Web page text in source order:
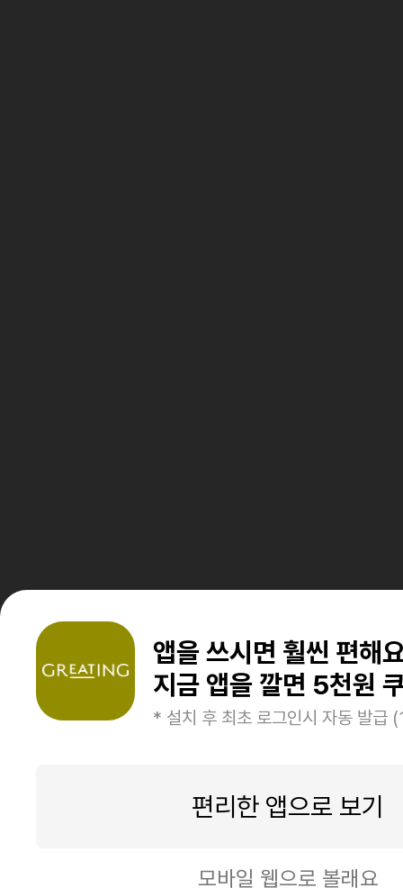
앱을 쓰시면 훨씬 편해
지금 앱을 깔면 5천원
* 설치 후 최초 로그인시 자동 발급
편리한 앱으로 보기
모바일 웹으로 볼래요